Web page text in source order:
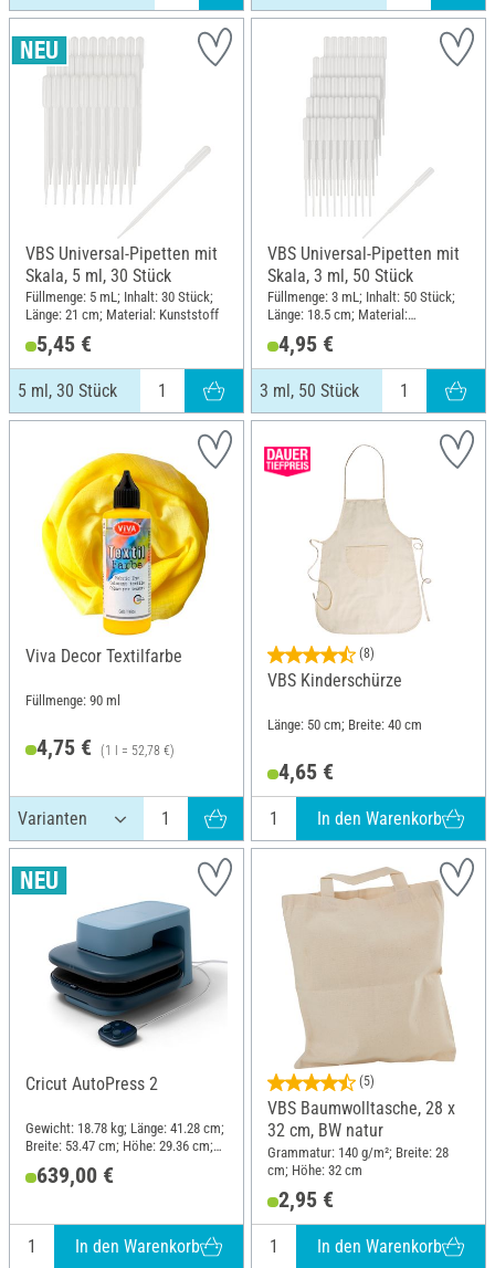
VBS Universal-Pipetten mit
Skala, 5 ml, 30 Stück
Füllmenge: 5 mL; Inhalt: 30 Stück;
Länge: 21 cm; Material: Kunststoff
5,45 €
5 ml, 30 Stück
VBS Universal-Pipetten mit
Skala, 3 ml, 50 Stück
Füllmenge: 3 mL; Inhalt: 50 Stück;
Länge: 18.5 cm; Material:
Kunststoff
4,95 €
3 ml, 50 Stück
Viva Decor Textilfarbe
Füllmenge: 90 ml
4,75 € (1 l = 52,78 €)
(8)
VBS Kinderschürze
Länge: 50 cm; Breite: 40 cm
4,65 €
In den Warenkorb
Cricut AutoPress 2
Gewicht: 18.78 kg; Länge: 41.28 cm;
Breite: 53.47 cm; Höhe: 29.36 cm;
639,00 €
In den Warenkorb
(5)
VBS Baumwolltasche, 28 x
32 cm, BW natur
Grammatur: 140 g/m²; Breite: 28
cm; Höhe: 32 cm
2,95 €
In den Warenkorb